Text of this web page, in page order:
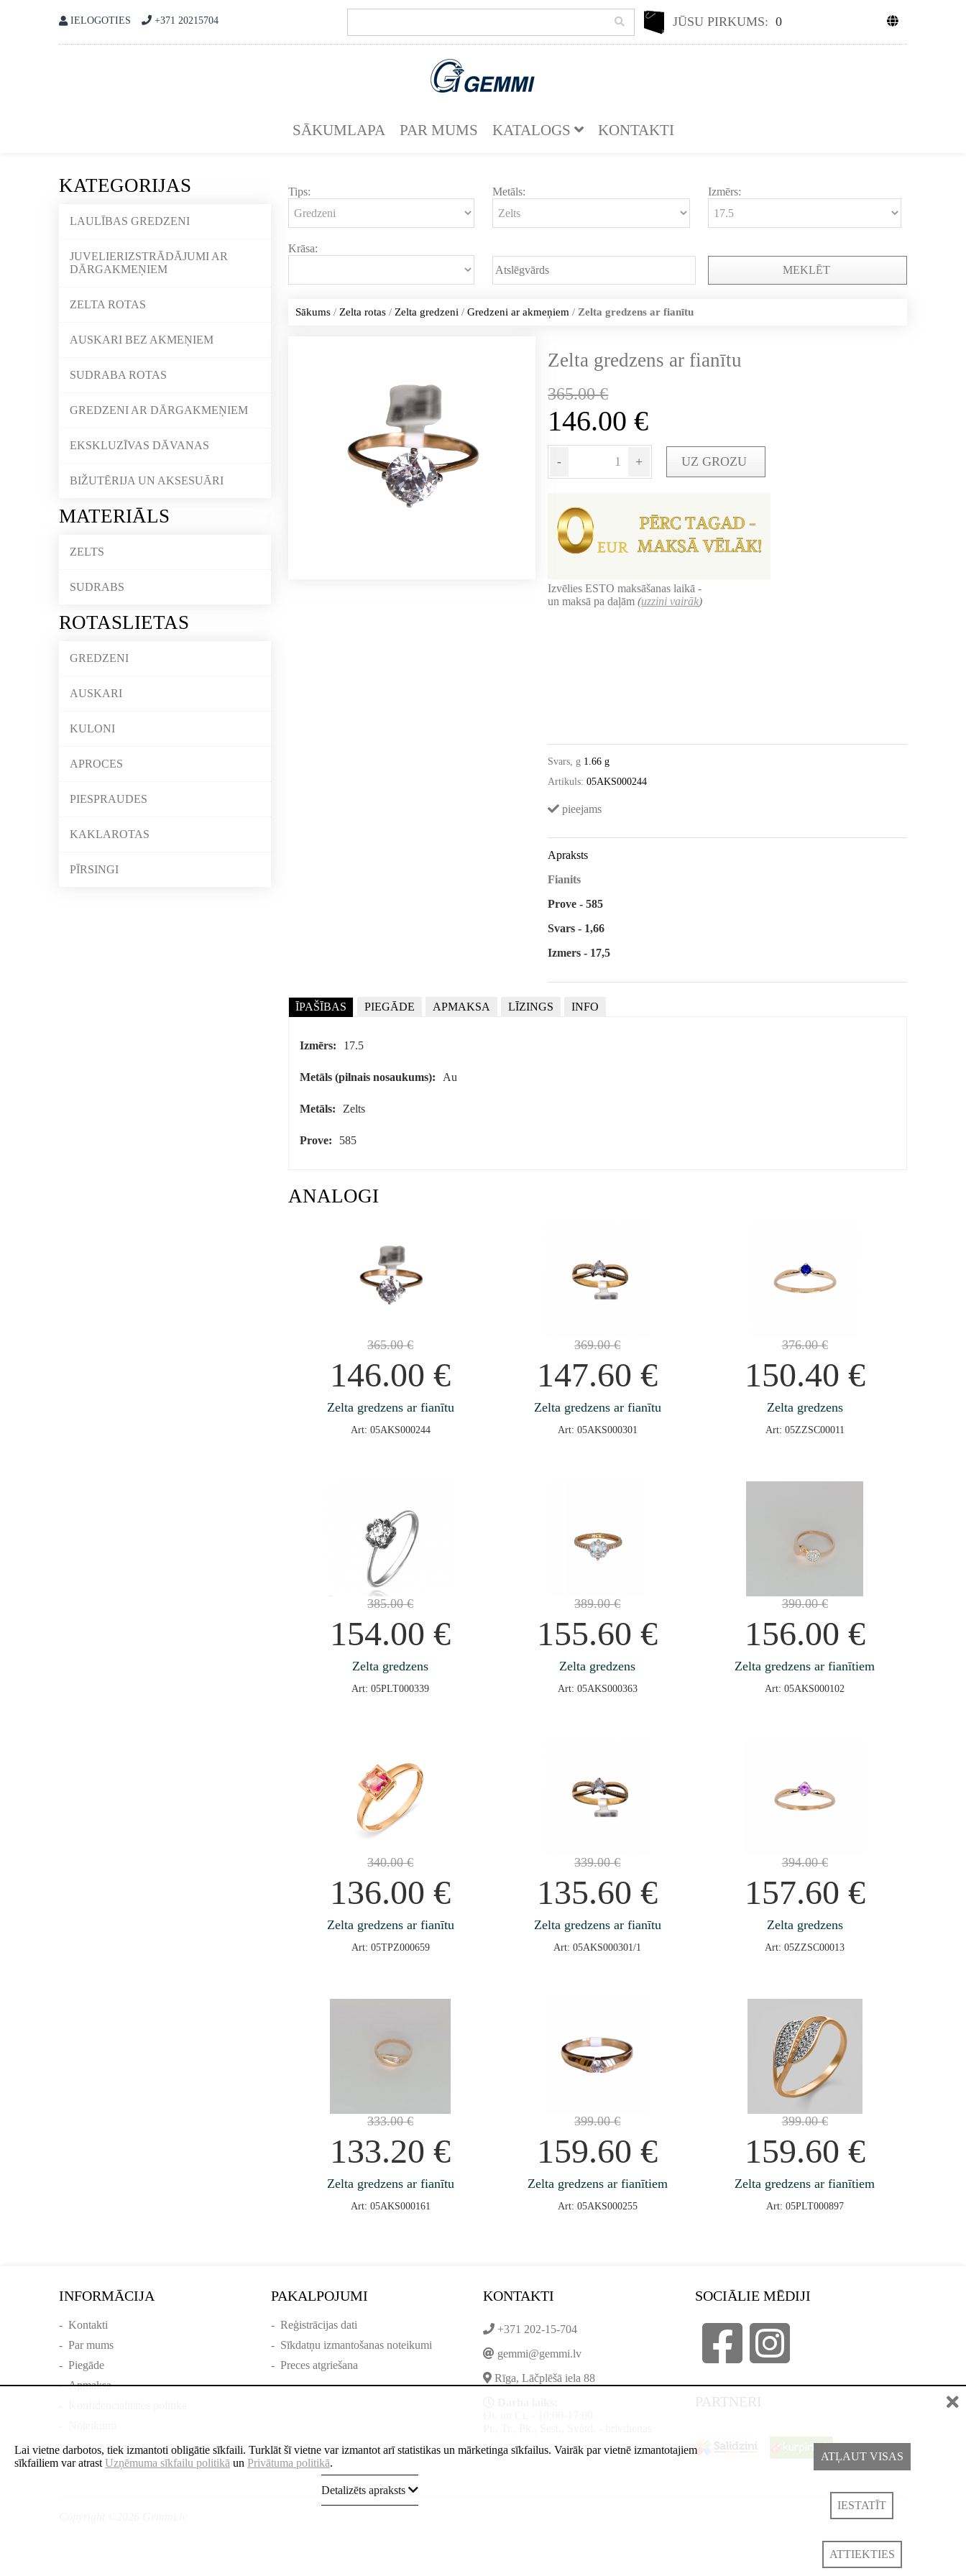
IELOGOTIES +371 20215704 JŪSU PIRKUMS: 0
SĀKUMLAPA PAR MUMS KATALOGS KONTAKTI
KATEGORIJAS
LAULĪBAS GREDZENI
JUVELIERIZSTRĀDĀJUMI AR
DĀRGAKMEŅIEM
ZELTA ROTAS
AUSKARI BEZ AKMEŅIEM
SUDRABA ROTAS
GREDZENI AR DĀRGAKMEŅIEM
EKSKLUZĪVAS DĀVANAS
BIŽUTĒRIJA UN AKSESUĀRI
MATERIĀLS
ZELTS
SUDRABS
ROTASLIETAS
GREDZENI
AUSKARI
KULONI
APROCES
PIESPRAUDES
KAKLAROTAS
PĪRSINGI
Tips: Metāls: Izmērs:
Krāsa:
MEKLĒT
Sākums/ Zelta rotas/ Zelta gredzeni / Gredzeni ar akmeņiem / Zelta gredzens ar fianītu
Zelta gredzens ar fianītu
365.00€
146.00€
- + UZ GROZU
Izvēlies ESTO maksāšanas laikā -
un maksā pa daļām(uzzini vairāk)
Svars, g 1.66 g
Artikuls: 05AKS000244
pieejams
Apraksts
Fianits
Prove - 585
Svars - 1,66
Izmers - 17,5
ĪPAŠĪBAS PIEGĀDE APMAKSA LĪZINGS INFO
Izmērs: 17.5
Metāls (pilnais nosaukums): Au
Metāls: Zelts
Prove: 585
ANALOGI
365.00€
146.00€
Zelta gredzens ar fianītu
Art: 05AKS000244
369.00€
147.60€
Zelta gredzens ar fianītu
Art: 05AKS000301
376.00€
150.40 €
Zelta gredzens
Art: 05ZZSC00011
385.00€
154.00€
Zelta gredzens
Art: 05PLT000339
389.00€
155.60€
Zelta gredzens
Art: 05AKS000363
390.00€
156.00 €
Zelta gredzens ar fianītiem
Art: 05AKS000102
340.00€
136.00€
Zelta gredzens ar fianītu
Art: 05TPZ000659
339.00€
135.60€
Zelta gredzens ar fianītu
Art: 05AKS000301/1
394.00€
157.60 €
Zelta gredzens
Art: 05ZZSC00013
333.00€
133.20€
Zelta gredzens ar fianītu
Art: 05AKS000161
399.00€
159.60€
Zelta gredzens ar fianītiem
Art: 05AKS000255
399.00€
159.60 €
Zelta gredzens ar fianītiem
Art: 05PLT000897
INFORMĀCIJA
- Kontakti
- Par mums
- Piegāde
-Apmaksa
PAKALPOJUMI
- Reģistrācijas dati
- Sīkdatņu izmantošanas noteikumi
- Preces atgriešana
KONTAKTI
+371 202-15-704
gemmi@gemmi.lv
Rīga, Lāčplēšā iela 88
SOCIĀLIE MĒDIJI
PARTNERI
Lai vietne darbotos, tiek izmantoti obligātie sīkfaili. Turklāt šī vietne var izmantot arī statistikas un mārketinga sīkfailus. Vairāk par vietnē izmantotajiem
sīkfailiem var atrast Uzņēmuma sīkfailu politikā un Privātuma politikā.
Detalizēts apraksts
ATĻAUT VISAS
IESTATĪT
ATTIEKTIES